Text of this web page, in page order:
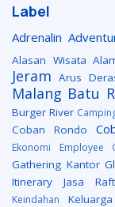
Label
Adrenalin
Alasan Wisata
Jeram Arus
Malang Batu
Burger River
Coban Rondo
Ekonomi Employee
Gathering Kantor
Itinerary Jasa
Keindahan Keluarga